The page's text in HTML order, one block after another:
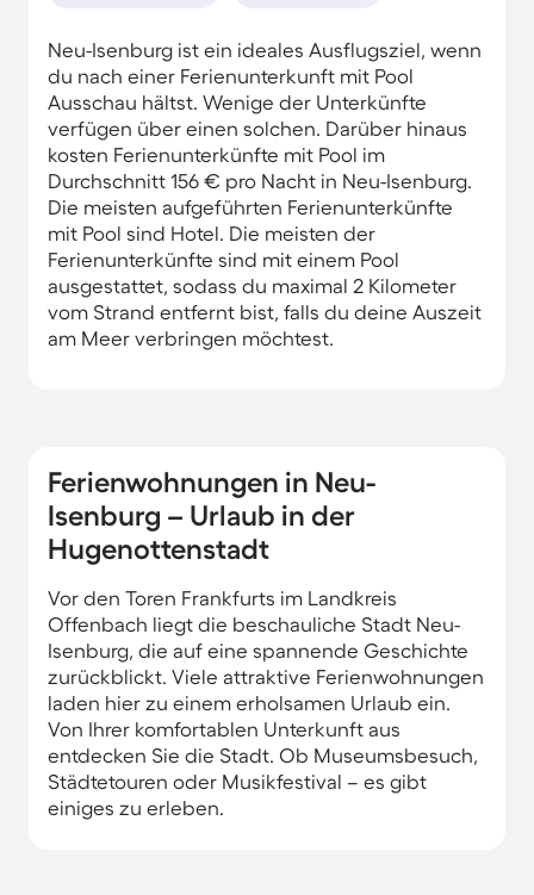
Neu-Isenburg ist ein ideales Ausflugsziel, wenn
du nach einer Ferienunterkunft mit Pool
Ausschau hältst. Wenige der Unterkünfte
verfügen über einen solchen. Darüber hinaus
kosten Ferienunterkünfte mit Pool im
Durchschnitt 156 € pro Nacht in Neu-Isenburg.
Die meisten aufgeführten Ferienunterkünfte
mit Pool sind Hotel. Die meisten der
Ferienunterkünfte sind mit einem Pool
ausgestattet, sodass du maximal 2 Kilometer
vom Strand entfernt bist, falls du deine Auszeit
am Meer verbringen möchtest.
Ferienwohnungen in Neu-
Isenburg – Urlaub in der
Hugenottenstadt
Vor den Toren Frankfurts im Landkreis
Offenbach liegt die beschauliche Stadt Neu-
Isenburg, die auf eine spannende Geschichte
zurückblickt. Viele attraktive Ferienwohnungen
laden hier zu einem erholsamen Urlaub ein.
Von Ihrer komfortablen Unterkunft aus
entdecken Sie die Stadt. Ob Museumsbesuch,
Städtetouren oder Musikfestival – es gibt
einiges zu erleben.